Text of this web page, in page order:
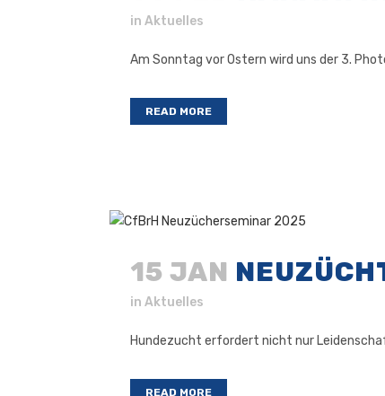
in Aktuelles
Am Sonntag vor Ostern wird uns der 3.
READ MORE
15 JAN
in Aktuelles
Hundezucht erfordert nicht nur
READ MORE